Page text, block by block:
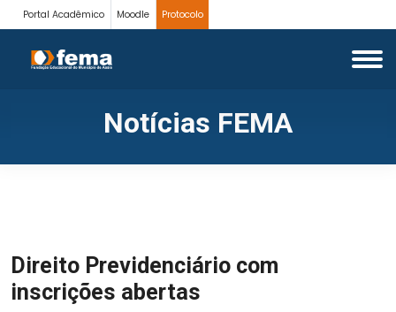
Portal Acadêmico Moodle Protocolo
Notícias FEMA
Direito Previdenciário com
inscrições abertas